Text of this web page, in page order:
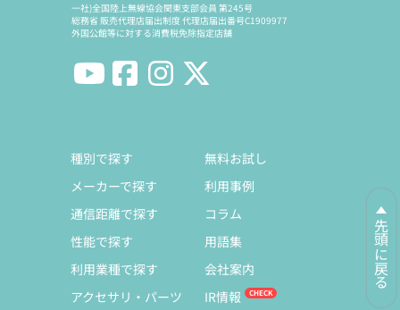
先頭に戻る
一社)全国陸上無線協会関東支部会員 第245号
総務省 販売代理店届出制度 代理店届出番号C1909977
外国公館等に対する消費税免除指定店舗
種別で探す
メーカーで探す
通信距離で探す
性能で探す
利用業種で探す
アクセサリ・パーツ
無料お試し
利用事例
コラム
用語集
会社案内
IR情報